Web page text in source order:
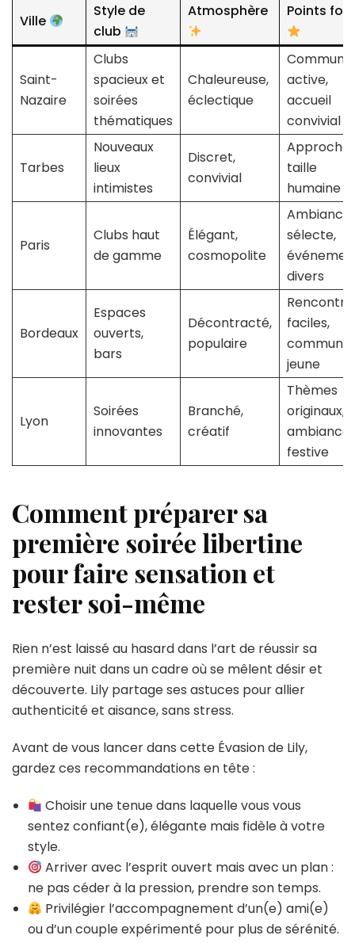
Ville
Style de
club
Atmosphère Points
Saint-
Nazaire
Clubs
spacieux et
soirées
thématiques
Chaleureuse,
éclectique
active,
accueil
convivial
Tarbes
Nouveaux
lieux
intimistes
Discret,
convivial
Approche
taille
humaine
Paris
Clubs haut
de gamme
Élégant,
cosmopolite
Ambiance
sélecte,
divers
Bordeaux
Espaces
ouverts,
bars
Décontracté,
populaire
faciles,
jeune
Lyon
Soirées
innovantes
Branché,
créatif
Thèmes
originaux,
ambiance
festive
Comment préparer sa
première soirée libertine
pour faire sensation et
rester soi-même
Rien n’est laissé au hasard dans l’art de réussir sa
première nuit dans un cadre où se mêlent désir et
découverte. Lily partage ses astuces pour allier
authenticité et aisance, sans stress.
Avant de vous lancer dans cette Évasion de Lily,
gardez ces recommandations en tête :
Choisir une tenue dans laquelle vous vous
sentez confiant(e), élégante mais fidèle à votre
style.
Arriver avec l’esprit ouvert mais avec un plan :
ne pas céder à la pression, prendre son temps.
Privilégier l’accompagnement d’un(e) ami(e)
ou d’un couple expérimenté pour plus de sérénité.